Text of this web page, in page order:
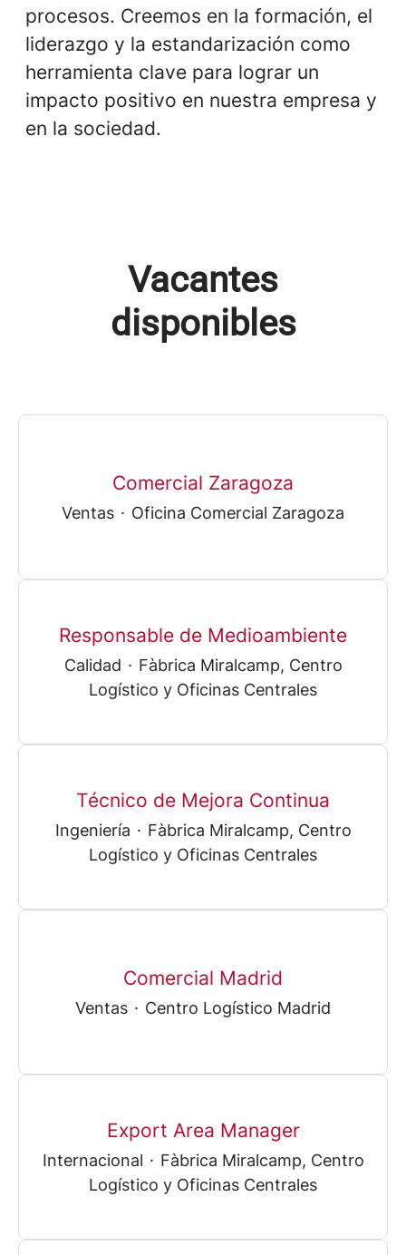
procesos. Creemos en la formación, el
liderazgo y la estandarización como
herramienta clave para lograr un
impacto positivo en nuestra empresa y
en la sociedad.
Vacantes
disponibles
Comercial Zaragoza
Ventas · Oficina Comercial Zaragoza
Responsable de Medioambiente
Calidad · Fàbrica Miralcamp, Centro
Logístico y Oficinas Centrales
Técnico de Mejora Continua
Ingeniería · Fàbrica Miralcamp, Centro
Logístico y Oficinas Centrales
Comercial Madrid
Ventas · Centro Logístico Madrid
Export Area Manager
Internacional · Fàbrica Miralcamp, Centro
Logístico y Oficinas Centrales